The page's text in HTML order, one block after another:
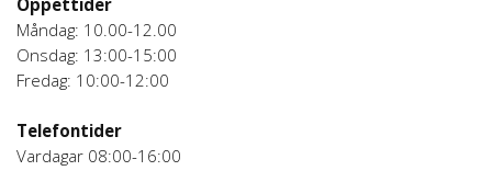
Öppettider
Måndag: 10.00-12.00
Onsdag: 13:00-15:00
Fredag: 10:00-12:00
Telefontider
Vardagar 08:00-16:00